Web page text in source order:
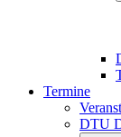
Termine
DTU